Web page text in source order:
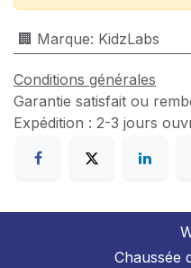
🏢 Marque: KidzLabs
Conditions générales
Garantie satisfait ou
Expédition : 2-3 jours
Chaussée